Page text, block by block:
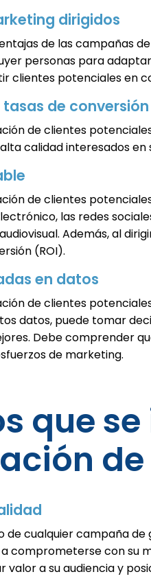
dirigidos
de las campañas
personas para
clientes potenciales en
de conversión
de clientes
calidad interesados
de clientes
las redes
Además, al
(ROI).
en datos
de clientes
datos, puede tomar
Debe comprender
de marketing.
que
de cualquier campaña
comprometerse con su
valor a su audiencia y